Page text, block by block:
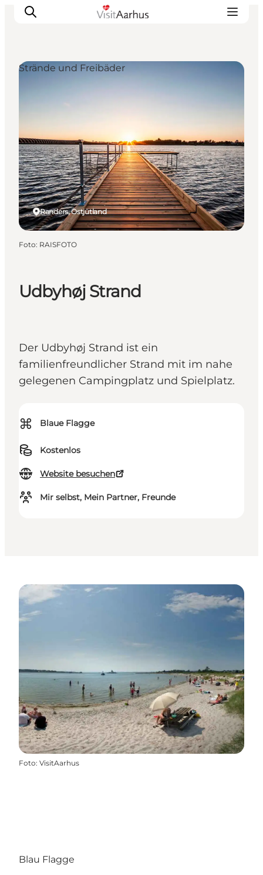
Sehen und erleben
Veranstaltungen
Städte und Regionen
Reiseplanung
Transport
Udbyhøj Strand
Der Udbyhøj Strand ist ein
familienfreundlicher Strand mit im nahe
gelegenen Campingplatz und Spielplatz.
⌘ Blaue Flagge
Kostenlos
Website besuchen
Mir selbst, Mein Partner, Freunde
Randers, Ostjütland
Strände und Freibäder
Foto: RAISFOTO
Foto: VisitAarhus
Blau Flagge